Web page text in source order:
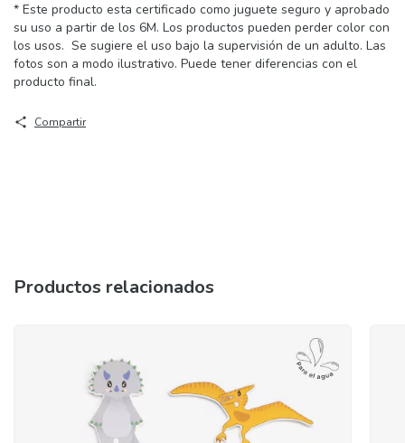
* Este producto esta certificado como juguete seguro y aprobado
su uso a partir de los 6M. Los productos pueden perder color con
los usos. Se sugiere el uso bajo la supervisión de un adulto. Las
fotos son a modo ilustrativo. Puede tener diferencias con el
producto final.
Compartir
Productos relacionados